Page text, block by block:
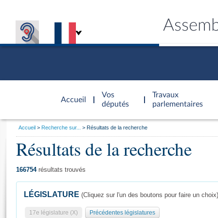
Accueil
d'accueil
Vos
députés
Travaux
parlementaires
Général
Vous
Accueil Recherche sur... Résultats de la recherche
Résultats de la recherche
166754résultats trouvés
LÉGISLATURE (Cliquez sur l'un des boutons pour faire un choix)
17e législature (X) Précédentes législatures